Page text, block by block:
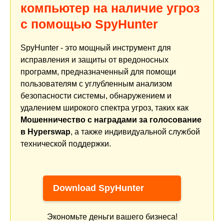
компьютер на наличие угроз
с помощью SpyHunter
SpyHunter - это мощный инструмент для
исправления и защиты от вредоносных
программ, предназначенный для помощи
пользователям с углубленным анализом
безопасности системы, обнаружением и
удалением широкого спектра угроз, таких как
Мошенничество с наградами за голосование
в Hyperswap, а также индивидуальной службой
технической поддержки.
Download SpyHunter
Экономьте деньги вашего бизнеса!